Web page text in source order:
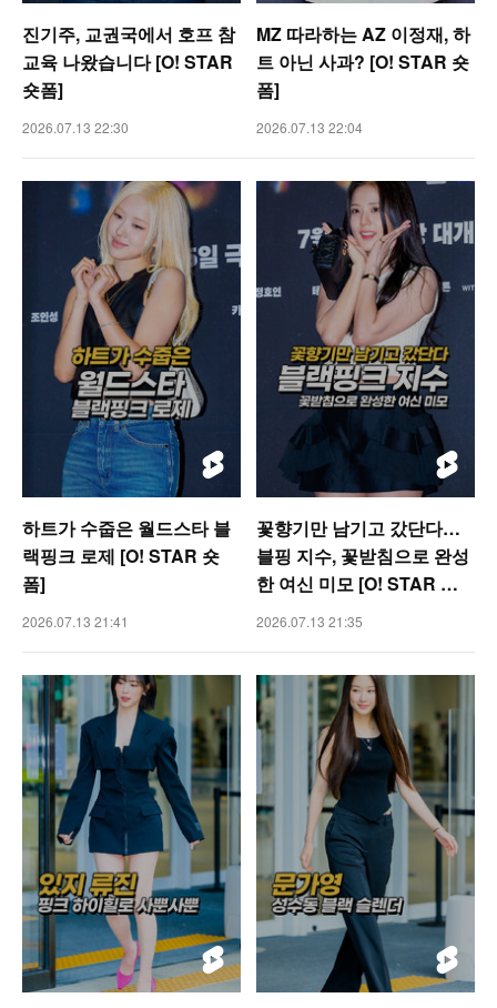
진기주, 교권국에서 호프 참
교육 나왔습니다 [O! STAR
숏폼]
2026.07.13 22:30
MZ 따라하는 AZ 이정재, 하
트 아닌 사과? [O! STAR 숏
폼]
2026.07.13 22:04
하트가 수줍은 월드스타 블
랙핑크 로제 [O! STAR 숏
폼]
2026.07.13 21:41
꽃향기만 남기고 갔단다…
블핑 지수, 꽃받침으로 완성
한 여신 미모 [O! STAR 숏
폼]
2026.07.13 21:35